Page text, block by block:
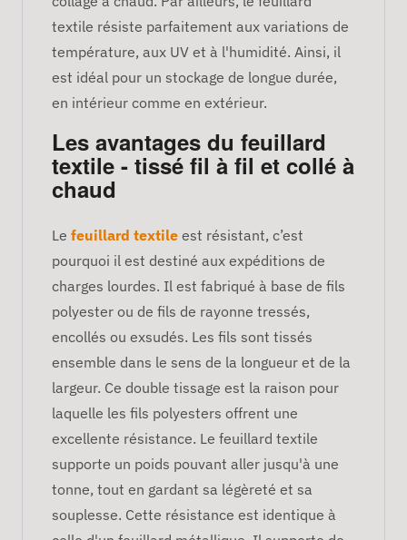
textile résiste parfaitement aux variations de
température, aux UV et à l'humidité. Ainsi, il
est idéal pour un stockage de longue durée,
en intérieur comme en extérieur.
Les avantages du feuillard
textile - tissé fil à fil et collé à
chaud
Le feuillard textile est résistant, c’est
pourquoi il est destiné aux expéditions de
charges lourdes. Il est fabriqué à base de fils
polyester ou de fils de rayonne tressés,
encollés ou exsudés. Les fils sont tissés
ensemble dans le sens de la longueur et de la
largeur. Ce double tissage est la raison pour
laquelle les fils polyesters offrent une
excellente résistance. Le feuillard textile
supporte un poids pouvant aller jusqu'à une
tonne, tout en gardant sa légèreté et sa
souplesse. Cette résistance est identique à